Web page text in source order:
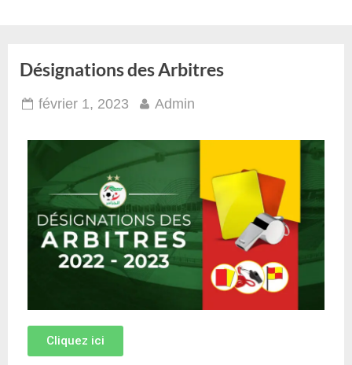
Désignations des Arbitres
février 1, 2023 Admin
Cliquez ici